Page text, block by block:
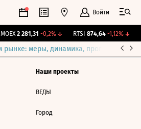
Войти
2 281,31 -0,2%↓ RTSI 874,64 -1,12%↓
рынке: меры, динамика, прогнозы
Наши проекты
ВЕДЫ
Город